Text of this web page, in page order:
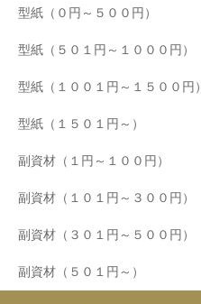
型紙（０円～５００円）
型紙（５０１円～１０００円）
型紙（１００１円～１５００円）
型紙（１５０１円～）
副資材（１円～１００円）
副資材（１０１円～３００円）
副資材（３０１円～５００円）
副資材（５０１円～）